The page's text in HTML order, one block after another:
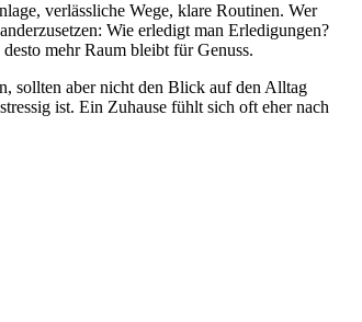
verlässliche Wege, klare Routinen. Wer
Wie erledigt man Erledigungen?
mehr Raum bleibt für Genuss.
sollten aber nicht den Blick auf den Alltag
ist. Ein Zuhause fühlt sich oft eher nach